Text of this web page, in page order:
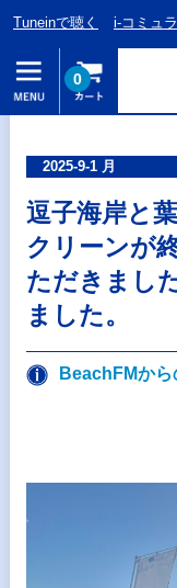
Tuneinで聴く i-コミュ
0
2025-9-1 月
逗子海岸と
クリーンが
ただきまし
ました。
BeachFMか